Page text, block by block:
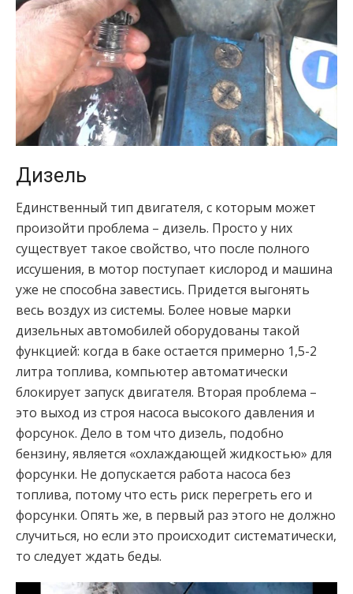
Дизель
Единственный тип двигателя, с которым может
произойти проблема – дизель. Просто у них
существует такое свойство, что после полного
иссушения, в мотор поступает кислород и машина
уже не способна завестись. Придется выгонять
весь воздух из системы. Более новые марки
дизельных автомобилей оборудованы такой
функцией: когда в баке остается примерно 1,5-2
литра топлива, компьютер автоматически
блокирует запуск двигателя. Вторая проблема –
это выход из строя насоса высокого давления и
форсунок. Дело в том что дизель, подобно
бензину, является «охлаждающей жидкостью» для
форсунки. Не допускается работа насоса без
топлива, потому что есть риск перегреть его и
форсунки. Опять же, в первый раз этого не должно
случиться, но если это происходит систематически,
то следует ждать беды.